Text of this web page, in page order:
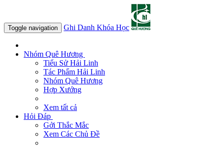
Toggle navigation Ghi Danh Khóa Học
Nhóm Quê Hương
Tiểu Sử Hải Linh
Tác Phẩm Hải Linh
Nhóm Quê Hương
Hợp Xướng
Xem tất cả
Hỏi Đáp
Gởi Thắc Mắc
Xem Các Chủ Đề